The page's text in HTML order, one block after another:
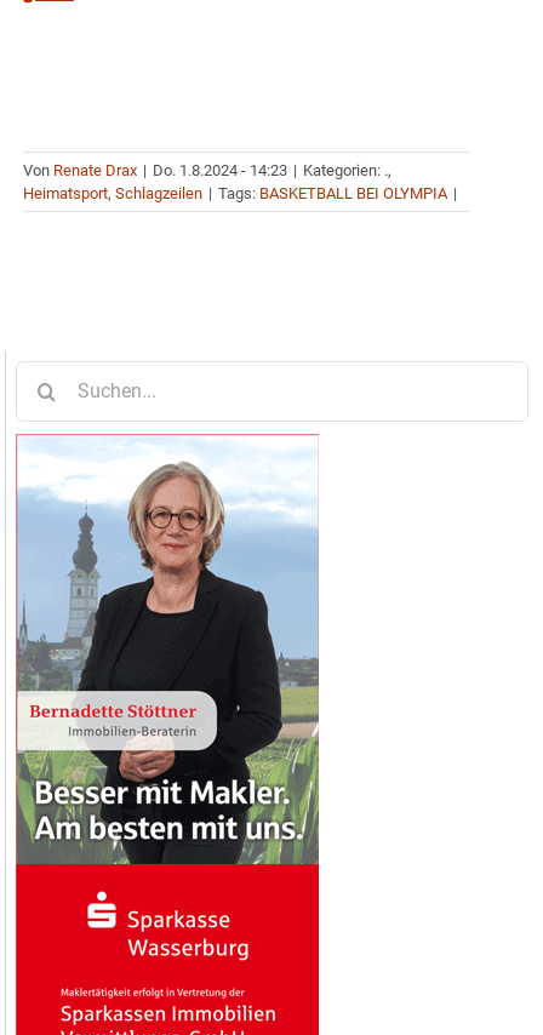
Von Renate Drax | Do. 1.8.2024 - 14:23 | Kategorien: .,
Heimatsport, Schlagzeilen | Tags: BASKETBALL BEI OLYMPIA |
nach: